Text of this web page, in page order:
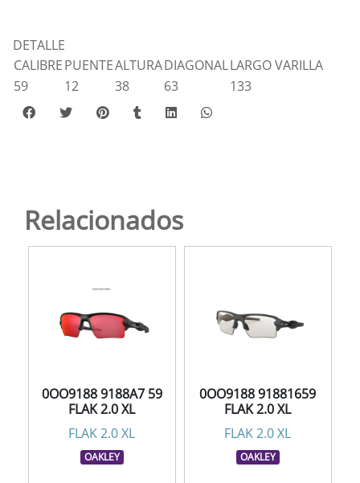
DETALLE
CALIBREPUENTEALTURADIAGONALLARGO VARILLA
59
12 38 63 133
Relacionados
0OO9188 9188A7 59
FLAK 2.0 XL
FLAK 2.0 XL
OAKLEY
0OO9188 91881659
FLAK 2.0 XL
FLAK 2.0 XL
OAKLEY